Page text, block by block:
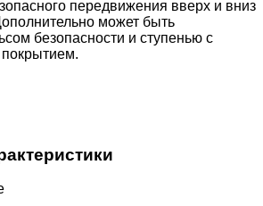
передвижения вверх и вниз
может быть
безопасности и ступенью с